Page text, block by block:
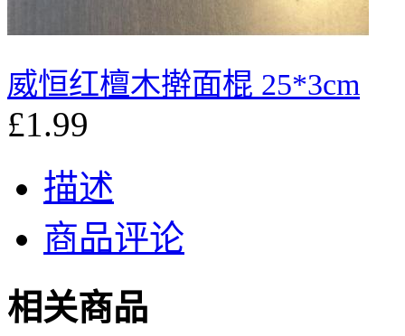
威恒红檀木擀面棍 25*3cm
£1.99
描述
商品评论
相关商品